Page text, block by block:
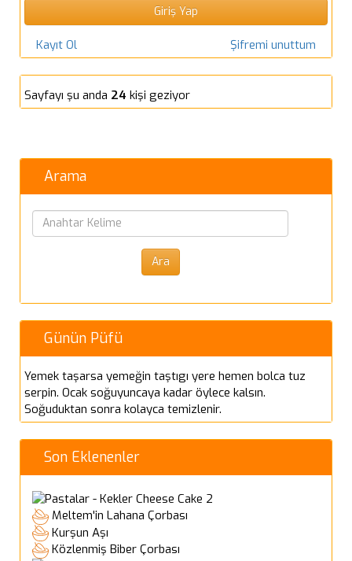
Kayıt Ol Şifremi unuttum
Sayfayı şu anda 24 kişi geziyor
Arama
Günün Püfü
Yemek taşarsa yemeğin taştıgı yere hemen bolca tuz
serpin. Ocak soğuyuncaya kadar öylece kalsın.
Soğuduktan sonra kolayca temizlenir.
Son Eklenenler
Cheese Cake 2
Meltem'in Lahana Çorbası
Kurşun Aşı
Közlenmiş Biber Çorbası